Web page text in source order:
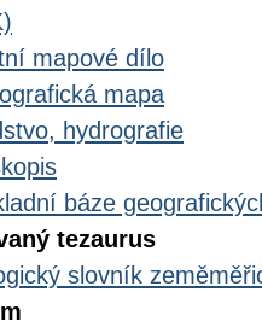
mapové dílo
mapa
hydrografie
báze
tezaurus
slovník